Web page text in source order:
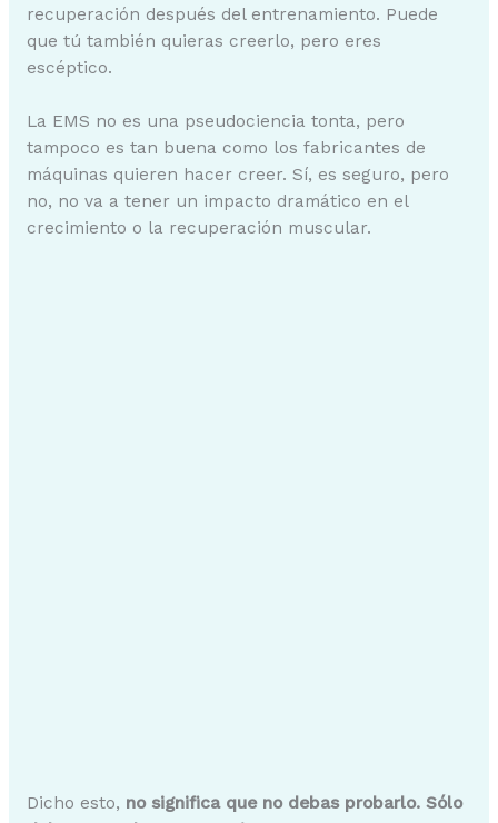
recuperación después del entrenamiento. Puede
que tú también quieras creerlo, pero eres
escéptico.
La EMS no es una pseudociencia tonta, pero
tampoco es tan buena como los fabricantes de
máquinas quieren hacer creer. Sí, es seguro, pero
no, no va a tener un impacto dramático en el
crecimiento o la recuperación muscular.
Dicho esto, no significa que no debas probarlo. Sólo